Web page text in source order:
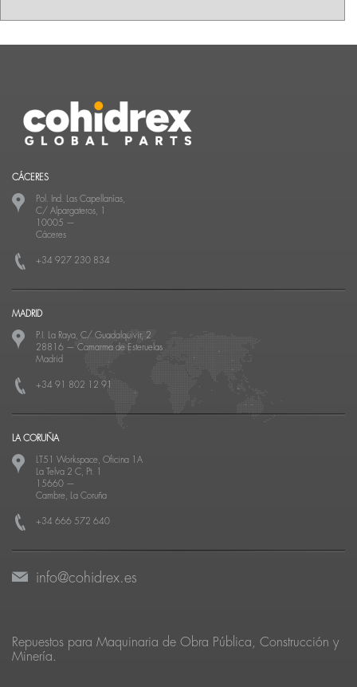
CÁCERES
Pol. Ind. Las Capellanías,
C/ Alpargateros, 1
10005 —
Cáceres
+34 927 230 834
MADRID
P.I. La Raya, C/ Guadalquivir, 2
28816 — Camarma de Esteruelas
Madrid
+34 91 802 12 91
LA CORUÑA
LT51 Workspace, Oficina 1A
La Telva 2 C, Pt. 1
15660 —
Cambre, La Coruña
+34 666 572 640
info@cohidrex.es
Repuestos para Maquinaria de Obra Pública, Construcción y
Minería.